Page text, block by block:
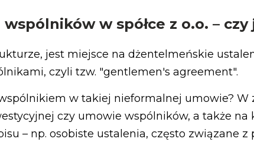
w spółce z o.o. –
jest miejsce na dżentelmeńskie
czyli tzw. "gentlemen's agreement".
w takiej nieformalnej umowie? W
czy umowie wspólników, a także na
– np. osobiste ustalenia, często związane